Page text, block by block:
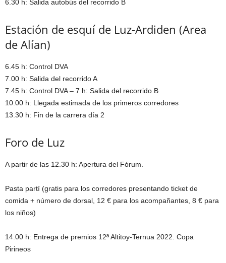
6.30 h: Salida autobús del recorrido B
Estación de esquí de Luz-Ardiden (Area
de Alían)
6.45 h: Control DVA
7.00 h: Salida del recorrido A
7.45 h: Control DVA – 7 h: Salida del recorrido B
10.00 h: Llegada estimada de los primeros corredores
13.30 h: Fin de la carrera día 2
Foro de Luz
A partir de las 12.30 h: Apertura del Fórum.
Pasta partí (gratis para los corredores presentando ticket de
comida + número de dorsal, 12 € para los acompañantes, 8 € para
los niños)
14.00 h: Entrega de premios 12ª Altitoy-Ternua 2022. Copa
Pirineos